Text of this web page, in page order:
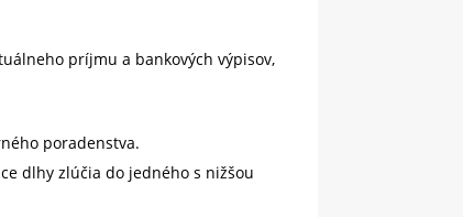
príjmu a bankových výpisov,
poradenstva.
dlhy zlúčia do jedného s nižšou